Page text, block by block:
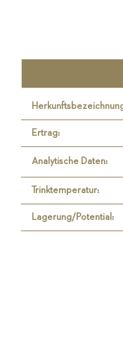
Ertrag:
Analytische Daten:
Trinktemperatur:
Lagerung/Potential: